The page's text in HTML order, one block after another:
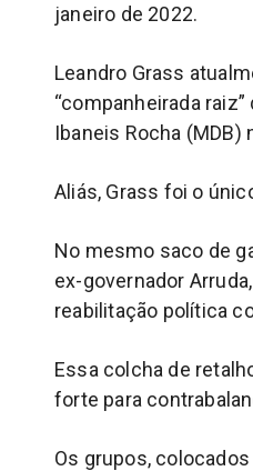
janeiro de 2022.
Leandro Grass
“companheirada
Ibaneis Rocha (MDB)
Aliás, Grass foi o
No mesmo saco de
ex-governador
reabilitação política
Essa colcha de
forte para
Os grupos,